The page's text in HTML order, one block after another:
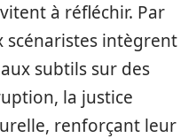
à réfléchir. Par
scénaristes intègrent
subtils sur des
la justice
renforçant leur